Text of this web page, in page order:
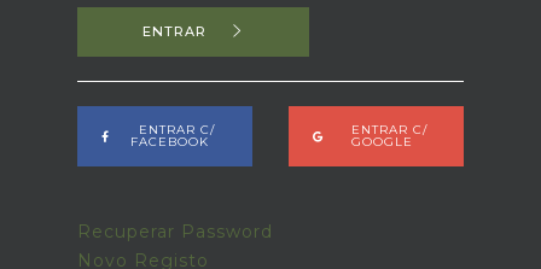
ENTRAR
ENTRAR C/
FACEBOOK
ENTRAR C/
GOOGLE
Recuperar Password
Novo Registo